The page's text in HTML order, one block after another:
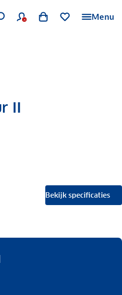
Menu
II
Bekijk specificaties